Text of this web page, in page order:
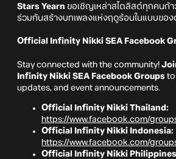
Stars Yearn ขอเชิญเหล่าสไตลิสต์ทุกคนก้า
ร่วมกันสร้างบทเพลงแห่งฤดูร้อนในแบบของ
Official Infinity Nikki SEA Facebook
Stay connected with the community!
Infinity Nikki SEA Facebook Groups to
updates, and event announcements.
Official Infinity Nikki Thailand:
https://www.facebook.com/
Official Infinity Nikki Indonesia:
https://www.facebook.com/
Official Infinity Nikki